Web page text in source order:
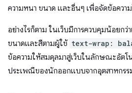
ความหนา ขนาด และอื่นๆ เพื่อจัดข้อคว
อย่างไรก็ตาม ในเว็บมีการควบคุมน้อยกว่
ขนาดและสีตามผู้ใช้ text-wrap:
ข้อความให้สมดุลมาสู่เว็บในลักษณะอัตโ
ประเพณีของนักออกแบบจากอุตสาหกร